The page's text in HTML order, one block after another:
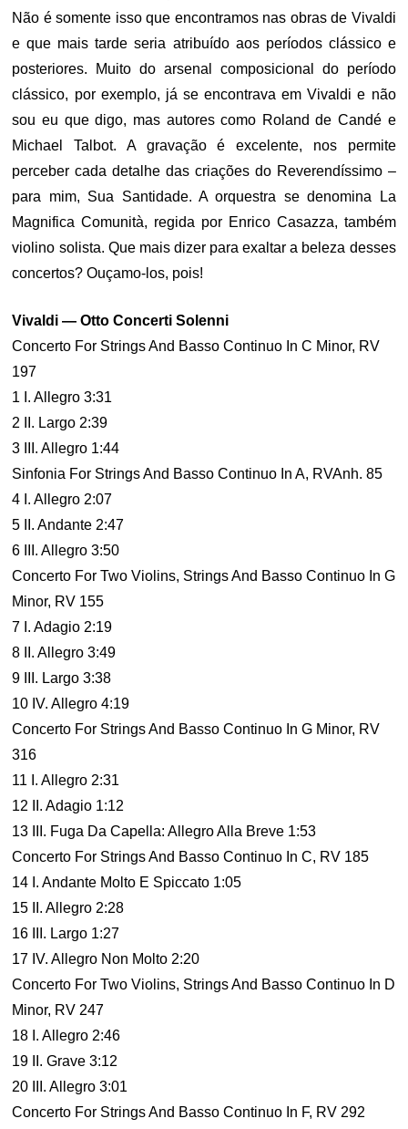
Não é somente isso que encontramos nas obras de Vivaldi
e que mais tarde seria atribuído aos períodos clássico e
posteriores. Muito do arsenal composicional do período
clássico, por exemplo, já se encontrava em Vivaldi e não
sou eu que digo, mas autores como Roland de Candé e
Michael Talbot. A gravação é excelente, nos permite
perceber cada detalhe das criações do Reverendíssimo –
para mim, Sua Santidade. A orquestra se denomina La
Magnifica Comunità, regida por Enrico Casazza, também
violino solista. Que mais dizer para exaltar a beleza desses
concertos? Ouçamo-los, pois!
Vivaldi — Otto Concerti Solenni
Concerto For Strings And Basso Continuo In C Minor, RV
197
1 I. Allegro 3:31
2 II. Largo 2:39
3 III. Allegro 1:44
Sinfonia For Strings And Basso Continuo In A, RVAnh. 85
4 I. Allegro 2:07
5 II. Andante 2:47
6 III. Allegro 3:50
Concerto For Two Violins, Strings And Basso Continuo In G
Minor, RV 155
7 I. Adagio 2:19
8 II. Allegro 3:49
9 III. Largo 3:38
10 IV. Allegro 4:19
Concerto For Strings And Basso Continuo In G Minor, RV
316
11 I. Allegro 2:31
12 II. Adagio 1:12
13 III. Fuga Da Capella: Allegro Alla Breve 1:53
Concerto For Strings And Basso Continuo In C, RV 185
14 I. Andante Molto E Spiccato 1:05
15 II. Allegro 2:28
16 III. Largo 1:27
17 IV. Allegro Non Molto 2:20
Concerto For Two Violins, Strings And Basso Continuo In D
Minor, RV 247
18 I. Allegro 2:46
19 II. Grave 3:12
20 III. Allegro 3:01
Concerto For Strings And Basso Continuo In F, RV 292